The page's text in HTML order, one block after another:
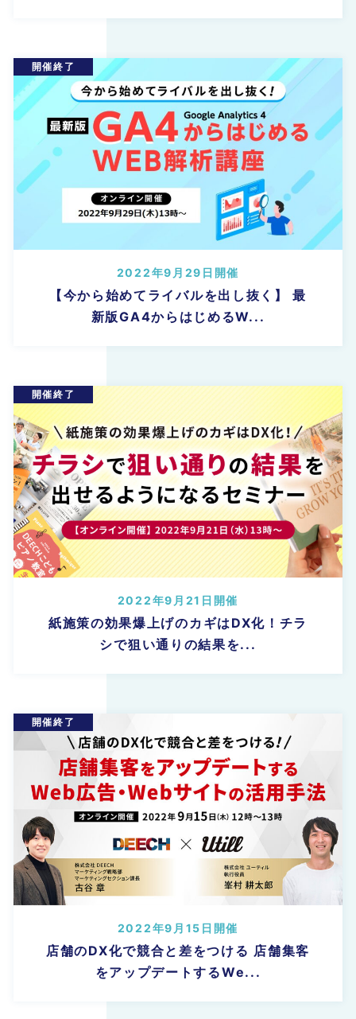
【今から始めてライバルを出し抜く】 最
新版GA4からはじめるW...
2022年9月29日開催
紙施策の効果爆上げのカギはDX化！チラ
シで狙い通りの結果を...
2022年9月21日開催
店舗のDX化で競合と差をつける 店舗集客
をアップデートするWe...
2022年9月15日開催